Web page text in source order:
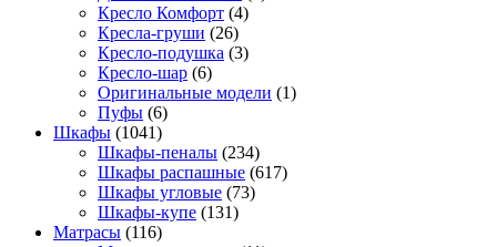
Кресло Комфорт (4)
Кресла-груши (26)
Кресло-подушка (3)
Кресло-шар (6)
Оригинальные модели (1)
Пуфы (6)
Шкафы (1041)
Шкафы-пеналы (234)
Шкафы распашные (617)
Шкафы угловые (73)
Шкафы-купе (131)
Матрасы (116)